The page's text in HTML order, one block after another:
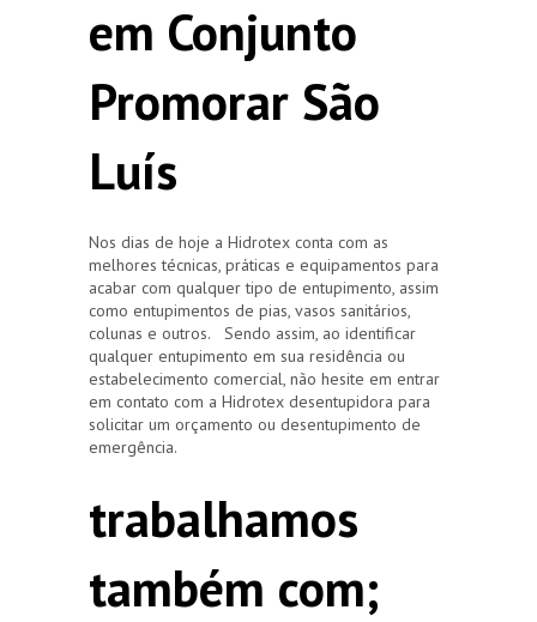
em Conjunto
Promorar São
Luís
Nos dias de hoje a Hidrotex conta com as
melhores técnicas, práticas e equipamentos para
acabar com qualquer tipo de entupimento, assim
como entupimentos de pias, vasos sanitários,
colunas e outros. Sendo assim, ao identificar
qualquer entupimento em sua residência ou
estabelecimento comercial, não hesite em entrar
em contato com a Hidrotex desentupidora para
solicitar um orçamento ou desentupimento de
emergência.
trabalhamos
também com;